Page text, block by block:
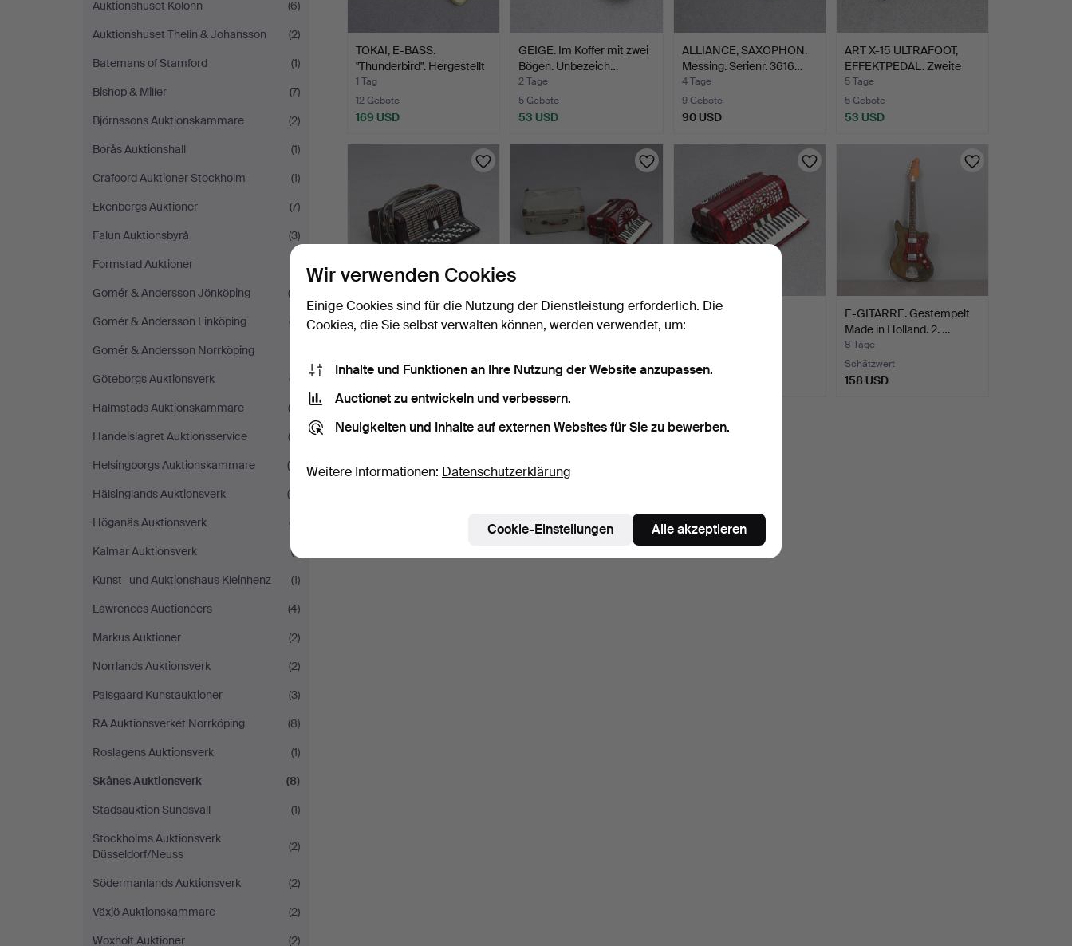
Auktionshuset Kolonn
(6)
Auktionshuset Thelin & Johansson
(2)
Batemans of Stamford
(1)
Bishop & Miller
(7)
Björnssons Auktionskammare
(2)
Borås Auktionshall
(1)
Crafoord Auktioner Stockholm
(1)
Ekenbergs Auktioner
(7)
Falun Auktionsbyrå
(3)
Formstad Auktioner
Gomér & Andersson Jönköping
(4)
Gomér & Andersson Linköping
(2)
Gomér & Andersson Norrköping
Göteborgs Auktionsverk
(2)
Halmstads Auktionskammare
(4)
Handelslagret Auktionsservice
(4)
Helsingborgs Auktionskammare
(11)
Hälsinglands Auktionsverk
(11)
Höganäs Auktionsverk
(3)
Kalmar Auktionsverk
(1)
Kunst- und Auktionshaus Kleinhenz
(1)
Lawrences Auctioneers
(4)
Markus Auktioner
(2)
Norrlands Auktionsverk
(2)
Palsgaard Kunstauktioner
(3)
RA Auktionsverket Norrköping
(8)
Roslagens Auktionsverk
(1)
Skånes Auktionsverk
(8)
Stadsauktion Sundsvall
(1)
Stockholms Auktionsverk
Düsseldorf/Neuss
(2)
Södermanlands Auktionsverk
(2)
Växjö Auktionskammare
(2)
Woxholt Auktioner
(2)
TOKAI, E-BASS.
"Thunderbird". Hergestellt
…
1 Tag
12 Gebote
169 USD
GEIGE. Im Koffer mit zwei
Bögen. Unbezeich…
2 Tage
5 Gebote
53 USD
ALLIANCE, SAXOPHON.
Messing. Serienr. 3616…
4 Tage
9 Gebote
90 USD
ART X-15 ULTRAFOOT,
EFFEKTPEDAL. Zweite
Hä…
5 Tage
5 Gebote
53 USD
HAGSTRÖM,
AKKORDEON. "Castello
1 Gebot
CAPELLA ROYAL
STANDARD,
1 Gebot
32 USD
ROYAL STANDARD,
AKKORDEON.
11 Gebote
E-GITARRE. Gestempelt
Made in Holland. 2. …
8 Tage
Schätzwert
158 USD
Suche speichern
Wir verwenden Cookies
Einige Cookies sind für die Nutzung der Dienstleistung erforderlich. Die
Cookies, die Sie selbst verwalten können, werden verwendet, um:
Inhalte und Funktionen an Ihre Nutzung der Website anzupassen.
Auctionet zu entwickeln und verbessern.
Neuigkeiten und Inhalte auf externen Websites für Sie zu bewerben.
Weitere Informationen: Datenschutzerklärung
Cookie-Einstellungen Alle akzeptieren